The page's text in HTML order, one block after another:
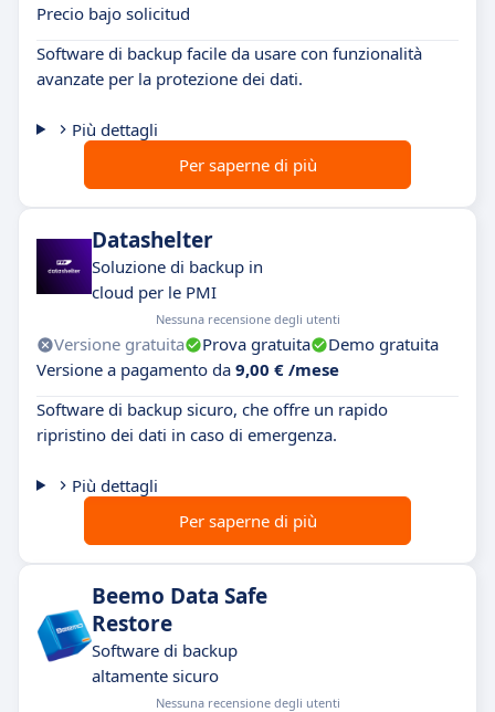
Precio bajo solicitud
Software di backup facile da usare con funzionalità
avanzate per la protezione dei dati.
Più dettagli
Per saperne di più
Datashelter
Soluzione di backup in
cloud per le PMI
Nessuna recensione degli utenti
Versione gratuita Prova gratuita
Demo gratuita
Versione a pagamento da 9,00 € /mese
Software di backup sicuro, che offre un rapido
ripristino dei dati in caso di emergenza.
Più dettagli
Per saperne di più
Beemo Data Safe
Restore
Software di backup
altamente sicuro
Nessuna recensione degli utenti